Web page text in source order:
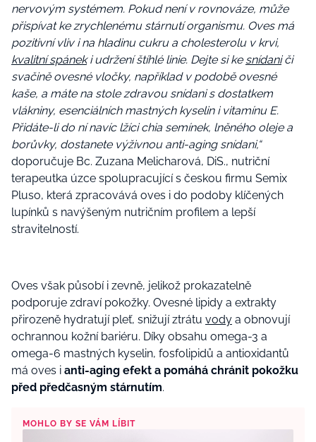
nervovým systémem. Pokud není v rovnováze, může
přispívat ke zrychlenému stárnutí organismu. Oves má
pozitivní vliv i na hladinu cukru a cholesterolu v krvi,
kvalitní spáneki udržení štíhlé linie. Dejte si ke snídaniči
svačině ovesné vločky, například v podobě ovesné
kaše, a máte na stole zdravou snídani s dostatkem
vlákniny, esenciálních mastných kyselin i vitamínu E.
Přidáte-li do ní navíc lžíci chia semínek, lněného oleje a
borůvky, dostanete výživnou anti-aging snídani,“
doporučuje Bc. Zuzana Melicharová, DiS., nutriční
terapeutka úzce spolupracující s českou firmu Semix
Pluso, která zpracovává oves i do podoby klíčených
lupínků s navýšeným nutričním profilem a lepší
stravitelností.
Oves však působí i zevně, jelikož prokazatelně
podporuje zdraví pokožky. Ovesné lipidy a extrakty
přirozeně hydratují pleť, snižují ztrátu vody a obnovují
ochrannou kožní bariéru. Díky obsahu omega-3 a
omega-6 mastných kyselin, fosfolipidů a antioxidantů
má oves i anti-aging efekt a pomáhá chránit pokožku
před předčasným stárnutím.
MOHLO BY SE VÁM LÍBIT